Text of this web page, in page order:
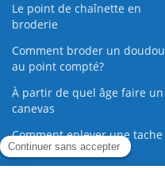
Le point de chaînette en
broderie
Comment broder un doudou
au point compté?
À partir de quel âge faire un
canevas
Comment enlever une tache
sur une broderie